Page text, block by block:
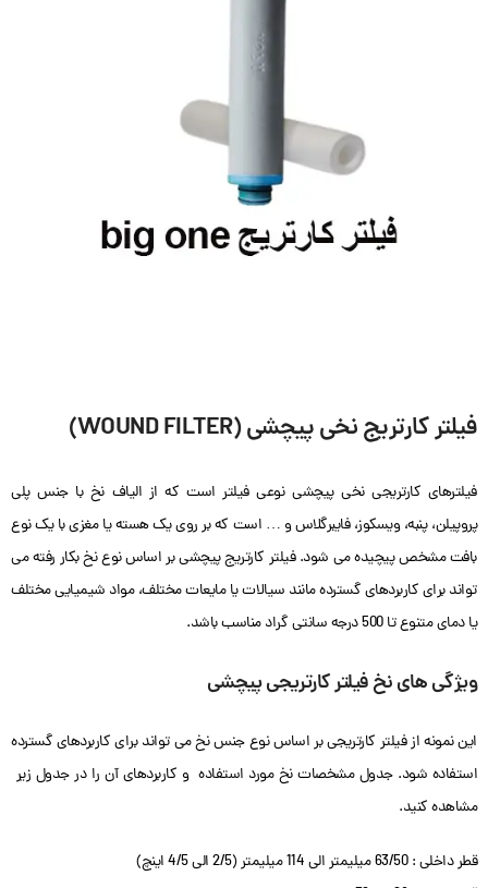
فیلتر کارتریج نخی پیچشی (WOUND FILTER)
فیلترهای کارتریجی نخی پیچشی نوعی فیلتر است که از الیاف نخ با جنس پلی
پروپیلن، پنبه، ویسکوز، فایبرگلاس و … است که بر روی یک هسته یا مغزی با یک نوع
بافت مشخص پیچیده می شود. فیلتر کارتریج پیچشی بر اساس نوع نخ بکار رفته می
تواند برای کاربردهای گسترده مانند سیالات یا مایعات مختلف، مواد شیمیایی مختلف
یا دمای متنوع تا 500 درجه سانتی گراد مناسب باشد.
ویژگی های نخ فیلتر کارتریجی پیچشی
این نمونه از فیلتر کارتریجی بر اساس نوع جنس نخ می تواند برای کاربردهای گسترده
استفاده شود. جدول مشخصات نخ مورد استفاده و کاربردهای آن را در جدول زیر
مشاهده کنید.
قطر داخلی : 63/50 میلیمتر الی 114 میلیمتر (2/5 الی 4/5 اینچ)